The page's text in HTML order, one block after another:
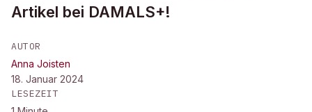
Artikel bei DAMALS+!
AUTOR
Anna Joisten
18. Januar 2024
LESEZEIT